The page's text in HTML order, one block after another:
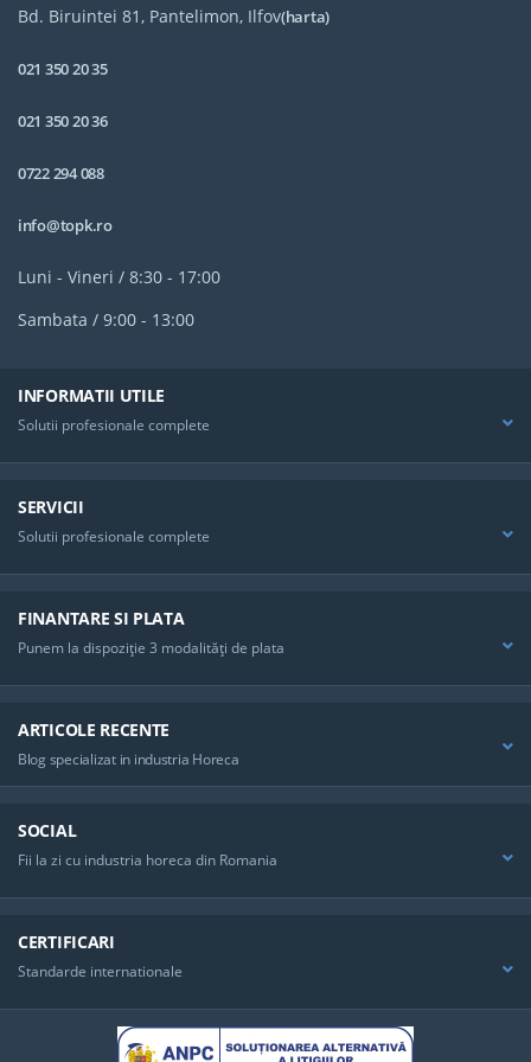
Bd. Biruintei 81, Pantelimon, Ilfov(harta)
021 350 20 35
021 350 20 36
0722 294 088
info@topk.ro
Luni - Vineri / 8:30 - 17:00
Sambata / 9:00 - 13:00
INFORMATII UTILE
Solutii profesionale complete
SERVICII
Solutii profesionale complete
FINANTARE SI PLATA
Punem la dispoziţie 3 modalităţi de plata
ARTICOLE RECENTE
Blog specializat in industria Horeca
SOCIAL
Fii la zi cu industria horeca din Romania
CERTIFICARI
Standarde internationale